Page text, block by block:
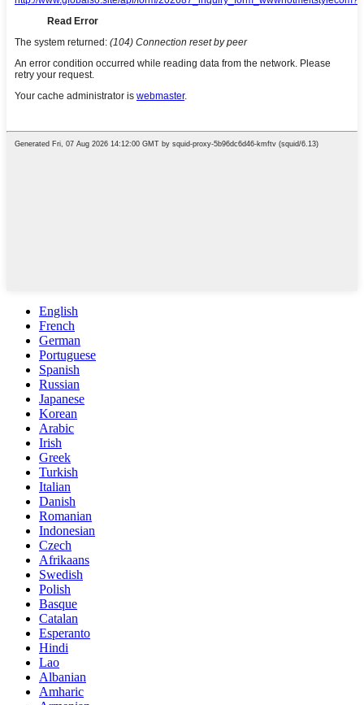
English
French
German
Portuguese
Spanish
Russian
Japanese
Korean
Arabic
Irish
Greek
Turkish
Italian
Danish
Romanian
Indonesian
Czech
Afrikaans
Swedish
Polish
Basque
Catalan
Esperanto
Hindi
Lao
Albanian
Amharic